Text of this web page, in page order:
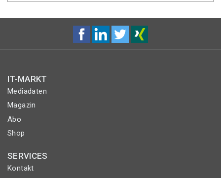
IT-MARKT
Mediadaten
Magazin
Abo
Shop
SERVICES
Kontakt